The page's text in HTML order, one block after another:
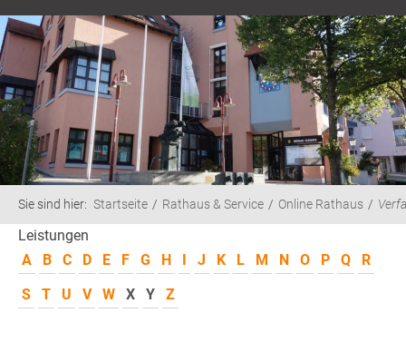
Sie sind hier: Startseite Rathaus & Service Online Rathaus
Leistungen
A
B C D E F G H I J K L M N O P Q
R
S
T U V W X Y Z